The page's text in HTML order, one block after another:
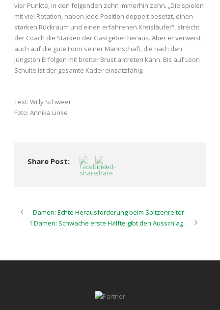
vier Punkte, in den folgenden zehn immerhin zehn. „Die spielen
mit viel Rotation, haben jede Position doppelt besetzt, einen
starken Rückraum und einen erfahrenen Kreisläufer“, streicht
der Coach die Stärken der Gastgeber heraus. Aber er verweist
auch auf die gute Form seiner Mannschaft, die nach den
jüngsten Erfolgen mit breiter Brust antreten kann. Bis auf Leon
Schulte ist der gesamte Kader einsatzfähig.
Text: Willy Schweer
Foto: Annika Linke
Share Post:
Damen: Echte Herausforderung beim Spitzenreiter
1.Damen: Schwache erste Hälfte gibt den Ausschlag